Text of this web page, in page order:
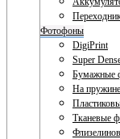
Фотофоны
DigiPrint
Super
Бумажные
На пружине
Тканевые